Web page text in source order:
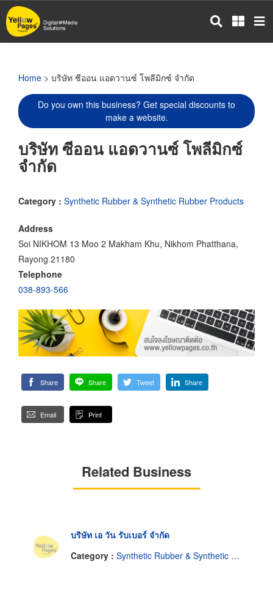
Skip
to
main
Home > บริษัท ซีออน แอดวานซ์ โพลีมิกซ์ จำกัด
Do you own this business? Get special discounts to
make a website.
บริษัท ซีออน แอดวานซ์ โพลีมิกซ์
จำกัด
Category : Synthetic Rubber & Synthetic Rubber Products
Address
Soi NIKHOM 13 Moo 2 Makham Khu, Nikhom Phatthana,
Rayong 21180
Telephone
038-893-566
Share Share Tweet Share
Email Print
Related Business
บริษัท เอ วัน รับเบอร์ จำกัด
Category : Synthetic Rubber & Synthetic Rubber Products